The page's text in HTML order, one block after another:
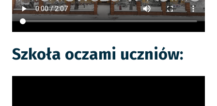
Szkoła oczami uczniów: